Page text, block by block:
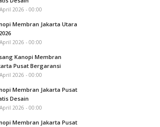
2026 - 00:00
Membran Jakarta Utara
2026 - 00:00
Kanopi Membran
Pusat Bergaransi
2026 - 00:00
Membran Jakarta Pusat
Desain
2026 - 00:00
Membran Jakarta Pusat